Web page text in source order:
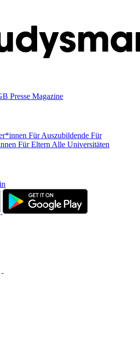
Presse Magazine
Für Auszubildende Für
Für Eltern Alle Universitäten